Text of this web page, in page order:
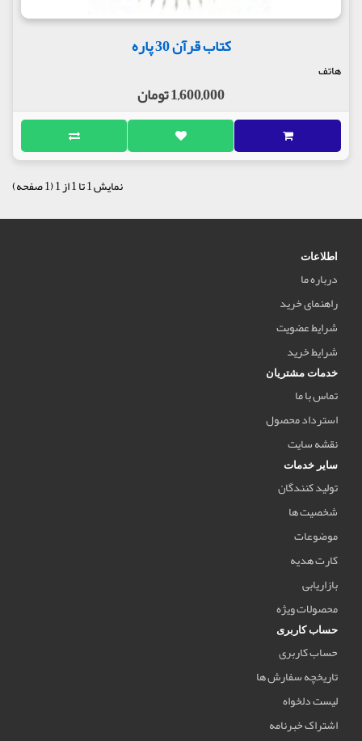
کتاب قرآن 30 پاره
هاتف
1,600,000 تومان
نمایش 1 تا 1 از 1 (1 صفحه)
اطلاعات
درباره ما
راهنمای خرید
شرایط عضویت
شرایط خرید
خدمات مشتریان
تماس با ما
استرداد محصول
نقشه سایت
سایر خدمات
تولید کنندگان
شخصیت ها
موضوعات
کارت هدیه
بازاریابی
محصولات ویژه
حساب کاربری
حساب کاربری
تاریخچه سفارش ها
لیست دلخواه
اشتراک خبرنامه